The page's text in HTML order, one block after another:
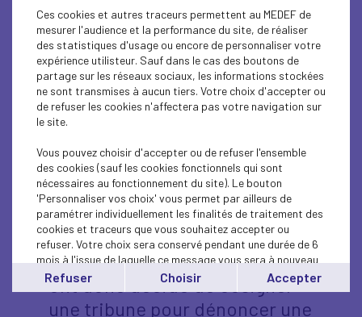
Pour lutter contre les retards
de paiement, la Commission
européenne a récemment
proposé de réduire le délai de
règlement de 60 à 30 jours
stricts. Patrick Martin,
président du Mouvement des
Entreprises de France,
François Asselin, président de
la CPME, et Alexandre Saubot,
président de France Industrie,
ont donc décidé de cosigner
une tribune pour dénoncer une
Ces cookies et autres traceurs permettent au MEDEF de
mesurer l'audience et la performance du site, de réaliser
des statistiques d'usage ou encore de personnaliser votre
expérience utilisteur. Sauf dans le cas des boutons de
partage sur les réseaux sociaux, les informations stockées
ne sont transmises à aucun tiers. Votre choix d'accepter ou
de refuser les cookies n'affectera pas votre navigation sur
le site.
Vous pouvez choisir d'accepter ou de refuser l'ensemble
des cookies (sauf les cookies fonctionnels qui sont
nécessaires au fonctionnement du site). Le bouton
'Personnaliser vos choix' vous permet par ailleurs de
paramétrer individuellement les finalités de traitement des
cookies et traceurs que vous souhaitez accepter ou
refuser. Votre choix sera conservé pendant une durée de 6
mois à l'issue de laquelle ce message vous sera à nouveau
affiché..
Vous pouvez modifier votre choix à tout moment en
cliquant sur le lien 'cookies'en bas de page.
Refuser Choisir Accepter